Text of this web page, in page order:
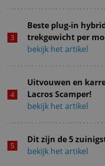
Beste plug-in
trekgewicht per
bekijk het artikel
Uitvouwen en
Lacros Scamper!
bekijk het artikel
Dit zijn de 5
bekijk het artikel